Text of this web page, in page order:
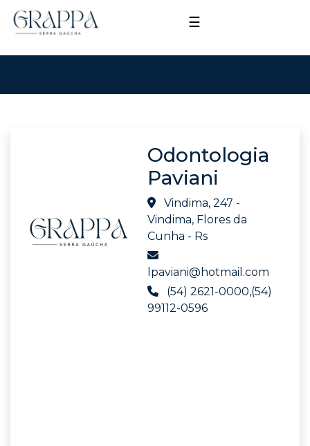
☰
Odontologia
Paviani
Vindima, 247 -
Vindima, Flores da
Cunha - Rs
lpaviani@hotmail.com
(54) 2621-0000,(54)
99112-0596